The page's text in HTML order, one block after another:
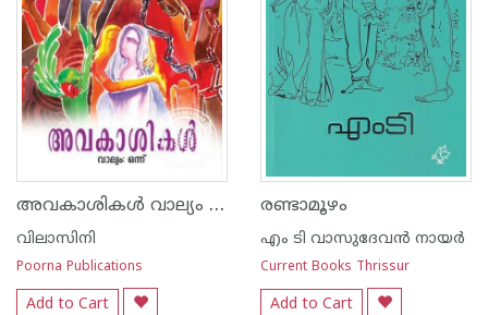
അവകാശികള്‍ വാല്യം I, II, III and IV
വിലാസിനി
Poorna Publications
Add to Cart
രണ്ടാമൂഴം
എം ടി വാസുദേവന്‍ നായര്‍
Current Books Thrissur
Add to Cart